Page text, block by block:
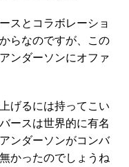
スとコラボレーショ
らなのですが、この
ンダーソンにオファ
げるには持ってこい
ースは世界的に有名
ンダーソンがコンバ
かったのでしょうね